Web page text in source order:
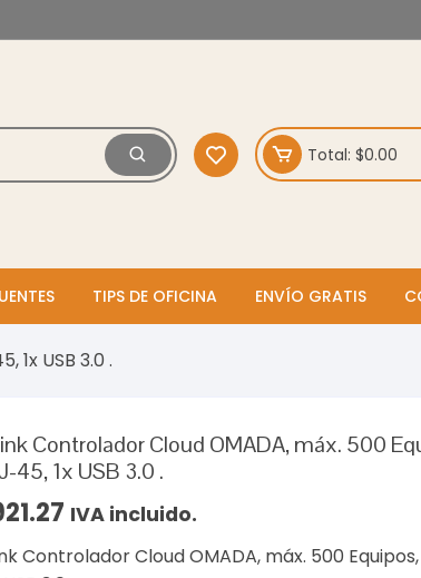
Total: $0.00
TIPS DE OFICINA ENVÍO GRATIS
1x USB 3.0 .
Controlador Cloud OMADA, máx. 500
45, 1x USB 3.0 .
IVA incluido.
Controlador Cloud OMADA, máx. 500